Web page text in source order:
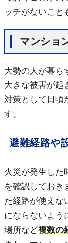
ッチがないこと
マンショ
大勢の人が暮ら
大きな被害が起
対策として日頃
す。
避難経路や
火災が発生した
を確認しておき
た経路が使えな
にならないよう
場所など複数の